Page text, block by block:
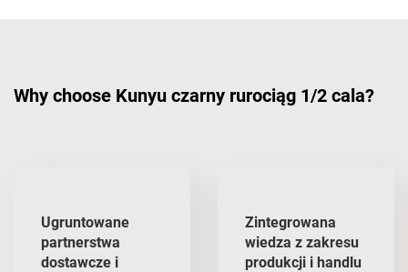
Why choose Kunyu czarny rurociąg 1/2 cala?
Ugruntowane
partnerstwa
dostawcze i
Zintegrowana
wiedza z zakresu
produkcji i handlu